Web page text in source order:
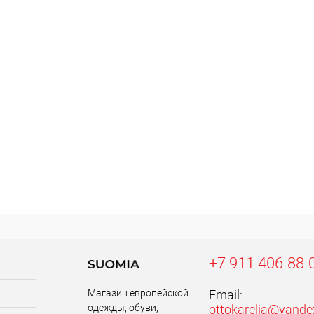
Магазин европейской
одежды, обуви,
+7 911 406-88-
Email: